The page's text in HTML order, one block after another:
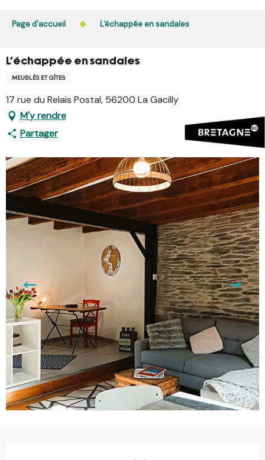
est interdit chaque jour de 21h à 5h en Ille-et-Vilaine et
En savoir plus
Page d’accueil L'échappée en sandales
L'échappée en sandales
MEUBLÉS ET GÎTES
17 rue du Relais Postal, 56200 La Gacilly
M'y rendre
Partager